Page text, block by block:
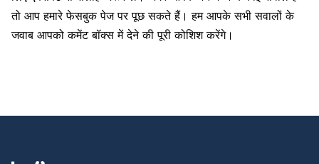
तो आप हमारे फेसबुक पेज पर पूछ सकते हैं। हम आपके सभी सवालों के
जवाब आपको कमेंट बॉक्स में देने की पूरी कोशिश करेंगे।